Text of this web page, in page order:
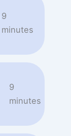
9
minutes
9
minutes